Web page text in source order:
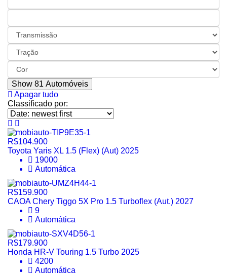
Show 81 Automóveis
Apagar tudo
Classificado por:
R$104.900
Toyota Yaris XL 1.5 (Flex) (Aut) 2025
19000
Automática
R$159.900
CAOA Chery Tiggo 5X Pro 1.5 Turboflex (Aut.) 2027
9
Automática
R$179.900
Honda HR-V Touring 1.5 Turbo 2025
4200
Automática